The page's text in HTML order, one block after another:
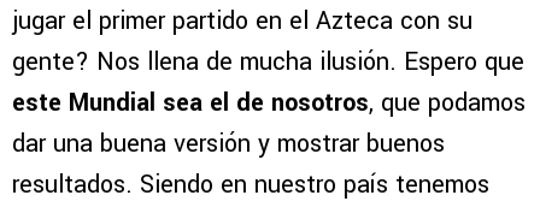
jugar el primer partido en el Azteca con su
gente? Nos llena de mucha ilusión. Espero que
este Mundial sea el de nosotros, que podamos
dar una buena versión y mostrar buenos
resultados. Siendo en nuestro país tenemos